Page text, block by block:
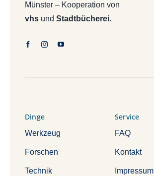
Münster – Kooperation von
vhsund Stadtbücherei.
Dinge
Werkzeug
Forschen
Technik
Service
FAQ
Kontakt
Impressum